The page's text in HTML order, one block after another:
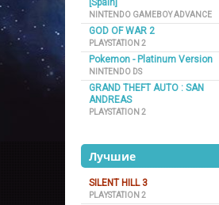
[Spain]
NINTENDO GAMEBOY ADVANCE
GOD OF WAR 2
PLAYSTATION 2
Pokemon - Platinum Version
NINTENDO DS
GRAND THEFT AUTO : SAN
ANDREAS
PLAYSTATION 2
Лучшие
SILENT HILL 3
PLAYSTATION 2